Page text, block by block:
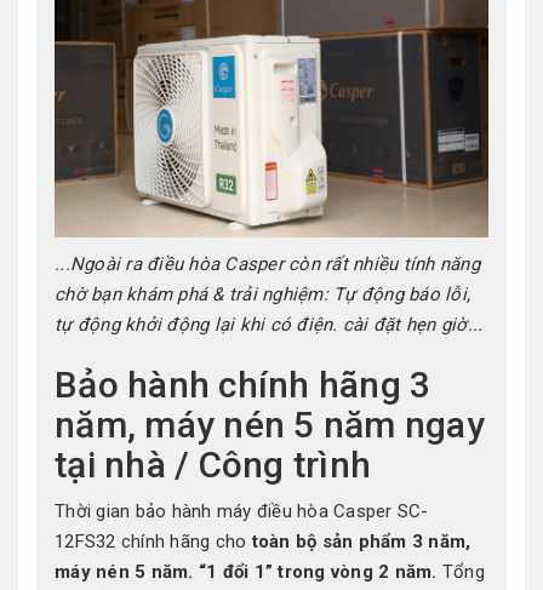
...Ngoài ra điều hòa Casper còn rất nhiều tính năng
chờ bạn khám phá & trải nghiệm: Tự động báo lỗi,
tự động khởi động lại khi có điện. cài đặt hẹn giờ...
Bảo hành chính hãng 3
năm, máy nén 5 năm ngay
tại nhà / Công trình
Thời gian bảo hành máy điều hòa Casper SC-
12FS32 chính hãng cho toàn bộ sản phẩm 3 năm,
máy nén 5 năm. “1 đổi 1” trong vòng 2 năm. Tổng